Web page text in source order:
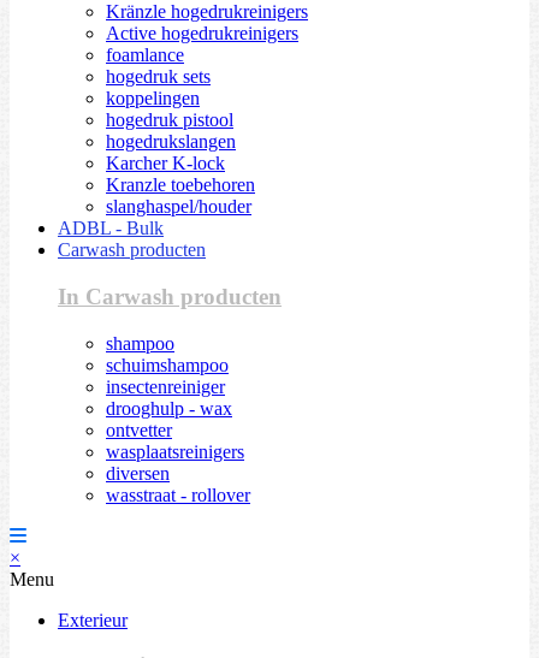
Kränzle hogedrukreinigers
Active hogedrukreinigers
foamlance
hogedruk sets
koppelingen
hogedruk pistool
hogedrukslangen
Karcher K-lock
Kranzle toebehoren
slanghaspel/houder
ADBL - Bulk
Carwash producten
In Carwash producten
shampoo
schuimshampoo
insectenreiniger
drooghulp - wax
ontvetter
wasplaatsreinigers
diversen
wasstraat - rollover
×
Menu
Exterieur